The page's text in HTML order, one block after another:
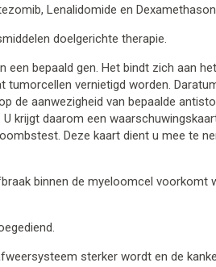
Lenalidomide en
doelgerichte therapie.
bepaald gen. Het bindt zich aan
vernietigd worden.
de aanwezigheid van bepaalde
krijgt daarom een
Deze kaart dient u mee te
binnen de myeloomcel voorkomt
sterker wordt en de